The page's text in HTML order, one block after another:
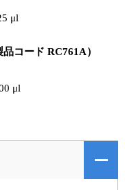
μl
コード RC761A）
μl